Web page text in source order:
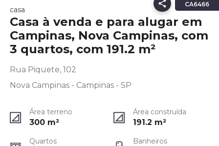
CA6466
casa
Casa à venda e para alugar em
Campinas, Nova Campinas, com
3 quartos, com 191.2 m²
Rua Piquete, 102
Nova Campinas - Campinas - SP
Área terreno
300 m²
Área construída
191.2 m²
Quartos Banheiros